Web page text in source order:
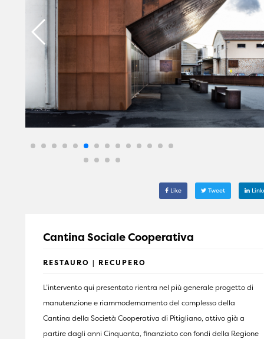
Like Tweet
Cantina Sociale Cooperativa
RESTAURO | RECUPERO
L’intervento qui presentato rientra nel più generale progetto di
manutenzione e riammodernamento del complesso della
Cantina della Società Cooperativa di Pitigliano, attivo già a
partire dagli anni Cinquanta, finanziato con fondi della Regione